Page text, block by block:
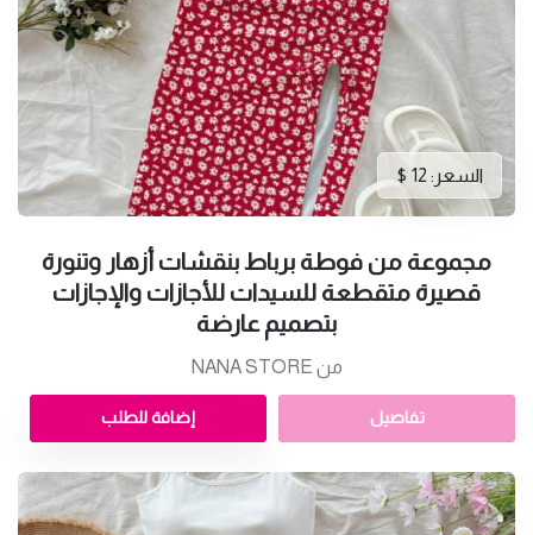
السعر: 12 $
مجموعة من فوطة برباط بنقشات أزهار وتنورة
قصيرة متقطعة للسيدات للأجازات والإجازات
بتصميم عارضة
من NANA STORE
تفاصيل إضافة للطلب